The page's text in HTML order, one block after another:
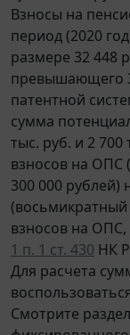
Взносы на
период (2020
размере 32 448
превышающего
патентной
сумма
тыс. руб. и 2
взносов на ОПС
300 000
взносов на
1 п. 1 ст. 430 НК
Для расчета
Смотрите